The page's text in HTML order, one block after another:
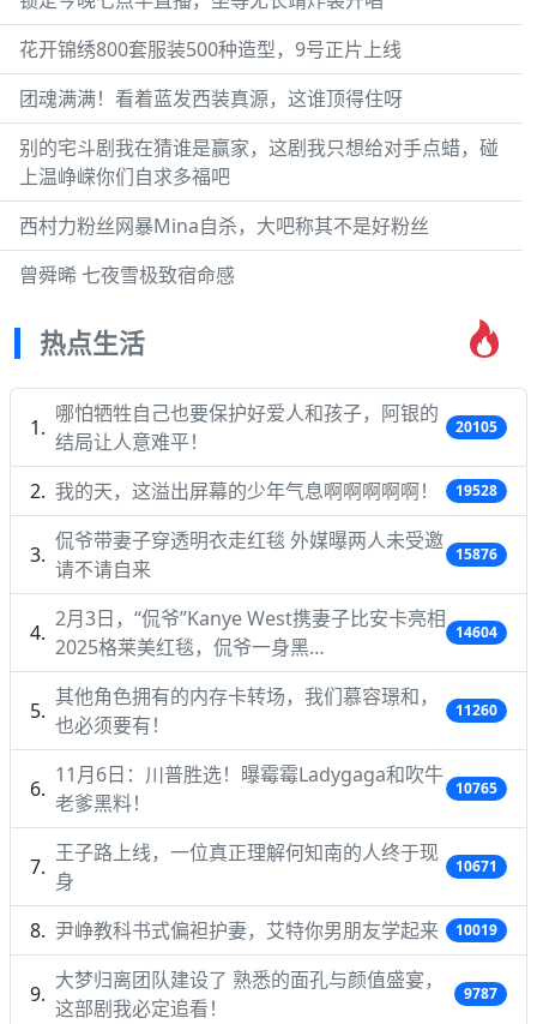
花开锦绣800套服装500种造型，9号正片上线
团魂满满！看着蓝发西装真源，这谁顶得住呀
别的宅斗剧我在猜谁是赢家，这剧我只想给对手点蜡，碰
上温峥嵘你们自求多福吧
西村力粉丝网暴Mina自杀，大吧称其不是好粉丝
曾舜晞 七夜雪极致宿命感
热点生活
哪怕牺牲自己也要保护好爱人和孩子，阿银的
结局让人意难平！
20105
我的天，这溢出屏幕的少年气息啊啊啊啊啊！ 19528
侃爷带妻子穿透明衣走红毯 外媒曝两人未受邀
请不请自来
15876
2月3日，“侃爷”Kanye West携妻子比安卡亮相
2025格莱美红毯，侃爷一身黑…
14604
其他角色拥有的内存卡转场，我们慕容璟和，
也必须要有！
11260
11月6日：川普胜选！曝霉霉Ladygaga和吹牛
老爹黑料！
10765
王子路上线，一位真正理解何知南的人终于现
身
10671
尹峥教科书式偏袒护妻，艾特你男朋友学起来 10019
大梦归离团队建设了 熟悉的面孔与颜值盛宴，
这部剧我必定追看！
9787